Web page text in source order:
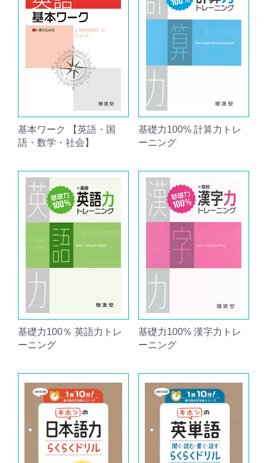
基本ワーク 【英語・国
語・数学・社会】
基礎力100% 計算力トレ
ーニング
基礎力100％ 英語力トレ
ーニング
基礎力100% 漢字力トレ
ーニング